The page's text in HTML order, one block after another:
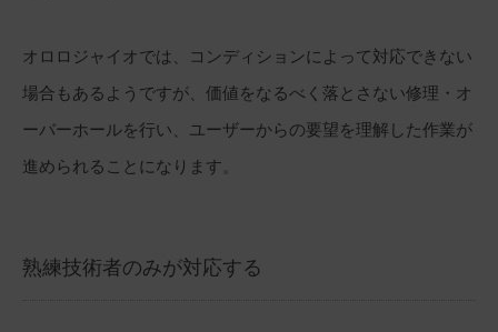
オロロジャイオでは、コンディションによって対応できない
場合もあるようですが、価値をなるべく落とさない修理・オ
ーバーホールを行い、ユーザーからの要望を理解した作業が
進められることになります。
熟練技術者のみが対応する